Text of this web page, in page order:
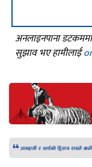
अनलाइनपाना
सुझाव भए हामीलाई